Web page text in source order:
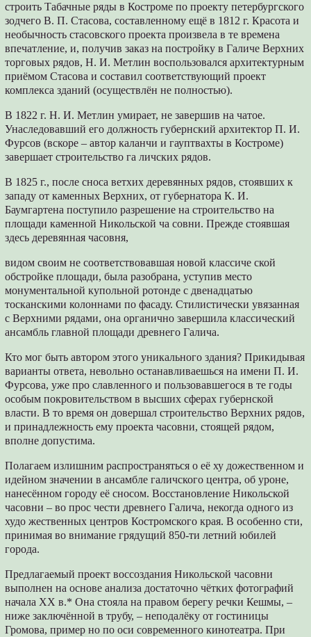
строить Табачные ряды в Костроме по проекту петербургского
зодчего В. П. Стасова, составленному ещё в 1812 г. Красота и
необычность стасовского проекта произвела в те времена
впечатление, и, получив заказ на постройку в Галиче Верхних
торговых рядов, Н. И. Метлин воспользовался архитектурным
приёмом Стасова и составил соответствующий проект
комплекса зданий (осуществлён не полностью).
В 1822 г. Н. И. Метлин умирает, не завершив на чатое.
Унаследовавший его должность губернский архитектор П. И.
Фурсов (вскоре – автор каланчи и гауптвахты в Костроме)
завершает строительство га личских рядов.
В 1825 г., после сноса ветхих деревянных рядов, стоявших к
западу от каменных Верхних, от губернатора К. И.
Баумгартена поступило разрешение на строительство на
площади каменной Никольской ча совни. Прежде стоявшая
здесь деревянная часовня,
видом своим не соответствовавшая новой классиче ской
обстройке площади, была разобрана, уступив место
монументальной купольной ротонде с двенадцатью
тосканскими колоннами по фасаду. Стилистически увязанная
с Верхними рядами, она органично завершила классический
ансамбль главной площади древнего Галича.
Кто мог быть автором этого уникального здания? Прикидывая
варианты ответа, невольно останавливаешься на имени П. И.
Фурсова, уже про славленного и пользовавшегося в те годы
особым покровительством в высших сферах губернской
власти. В то время он довершал строительство Верхних рядов,
и принадлежность ему проекта часовни, стоящей рядом,
вполне допустима.
Полагаем излишним распространяться о её ху дожественном и
идейном значении в ансамбле галичского центра, об уроне,
нанесённом городу её сносом. Восстановление Никольской
часовни – во прос чести древнего Галича, некогда одного из
худо жественных центров Костромского края. В особенно сти,
принимая во внимание грядущий 850-ти летний юбилей
города.
Предлагаемый проект воссоздания Никольской часовни
выполнен на основе анализа достаточно чётких фотографий
начала XX в.* Она стояла на правом берегу речки Кешмы, –
ниже заключённой в трубу, – неподалёку от гостиницы
Громова, пример но по оси современного кинотеатра. При